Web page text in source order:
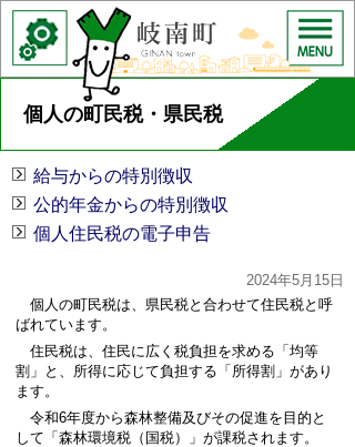
個人の町民税・県民税
給与からの特別徴収
公的年金からの特別徴収
個人住民税の電子申告
2024年5月15日
個人の町民税は、県民税と合わせて住民税と呼
ばれています。
住民税は、住民に広く税負担を求める「均等
割」と、所得に応じて負担する「所得割」があり
ます。
令和6年度から森林整備及びその促進を目的と
して「森林環境税（国税）」が課税されます。